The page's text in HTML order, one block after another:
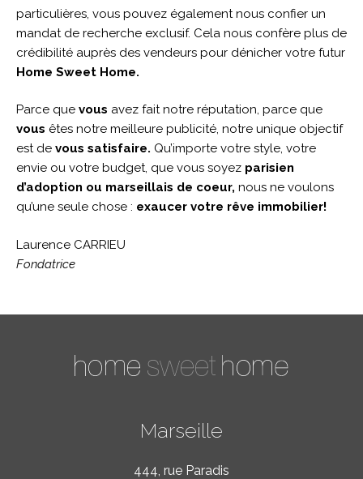
particulières, vous pouvez également nous confier un
mandat de recherche exclusif. Cela nous confère plus de
crédibilité auprès des vendeurs pour dénicher votre futur
Home Sweet Home.
Parce que vous avez fait notre réputation, parce que
vous êtes notre meilleure publicité, notre unique objectif
est de vous satisfaire. Qu’importe votre style, votre
envie ou votre budget, que vous soyez parisien
d’adoption ou marseillais de coeur, nous ne voulons
qu’une seule chose : exaucer votre rêve immobilier!
Laurence CARRIEU
Fondatrice
Marseille
444, rue Paradis